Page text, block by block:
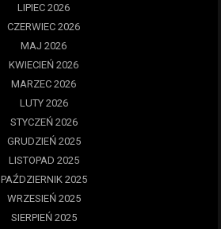
LIPIEC 2026
CZERWIEC 2026
MAJ 2026
KWIECIEŃ 2026
MARZEC 2026
LUTY 2026
STYCZEŃ 2026
GRUDZIEŃ 2025
LISTOPAD 2025
PAŹDZIERNIK 2025
WRZESIEŃ 2025
SIERPIEŃ 2025